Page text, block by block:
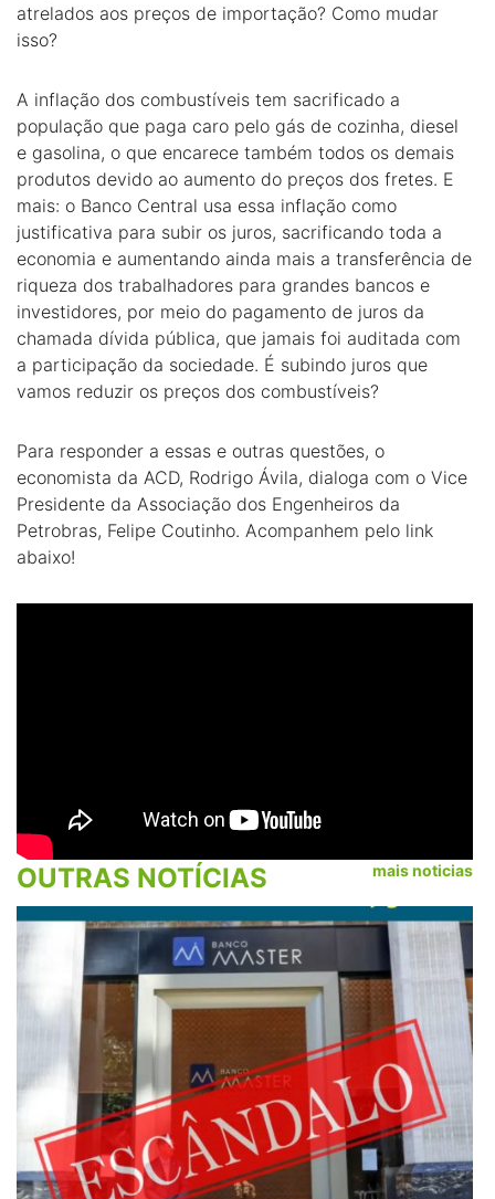
atrelados aos preços de importação? Como mudar
isso?
A inflação dos combustíveis tem sacrificado a
população que paga caro pelo gás de cozinha, diesel
e gasolina, o que encarece também todos os demais
produtos devido ao aumento do preços dos fretes. E
mais: o Banco Central usa essa inflação como
justificativa para subir os juros, sacrificando toda a
economia e aumentando ainda mais a transferência de
riqueza dos trabalhadores para grandes bancos e
investidores, por meio do pagamento de juros da
chamada dívida pública, que jamais foi auditada com
a participação da sociedade. É subindo juros que
vamos reduzir os preços dos combustíveis?
Para responder a essas e outras questões, o
economista da ACD, Rodrigo Ávila, dialoga com o Vice
Presidente da Associação dos Engenheiros da
Petrobras, Felipe Coutinho. Acompanhem pelo link
abaixo!
OUTRAS NOTÍCIAS mais noticias